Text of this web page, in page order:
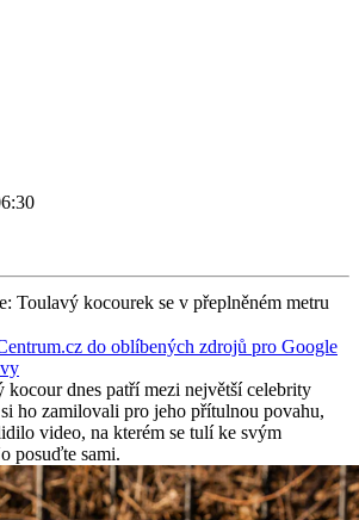
Toulavý kocourek se v přeplněném metru
do oblíbených zdrojů pro Google
dnes patří mezi největší celebrity
ho zamilovali pro jeho přítulnou povahu,
video, na kterém se tulí ke svým
posuďte sami.